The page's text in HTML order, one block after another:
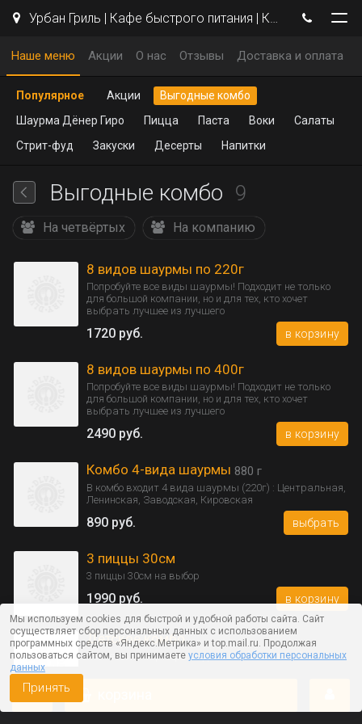
Урбан Гриль | Кафе быстрого питания | Кемерово
Наше меню Акции О нас Отзывы Доставка и оплата
Популярное Акции
Выгодные комбо
Шаурма Дёнер Гиро
Пицца Паста Воки
Салаты
Стрит-фуд
Закуски Десерты Напитки
Выгодные комбо 9
На четвёртых На компанию
8 видов шаурмы по 220г
Попробуйте все виды шаурмы! Подходит не только
для большой компании, но и для тех, кто хочет
выбрать лучшее из лучшего
1720 руб. в корзину
8 видов шаурмы по 400г
Попробуйте все виды шаурмы! Подходит не только
для большой компании, но и для тех, кто хочет
выбрать лучшее из лучшего
2490 руб. в корзину
Комбо 4-вида шаурмы 880 г
В комбо входит 4 вида шаурмы (220г) : Центральная,
Ленинская, Заводская, Кировская
890 руб. выбрать
3 пиццы 30см
3 пиццы 30см на выбор
1990 руб. в корзину
Детское комбо
Наггетсы + картофель фри + сок "Любимый"
Мы используем cookies для быстрой и удобной работы сайта. Сайт
осуществляет сбор персональных данных с использованием
программных средств «Яндекс.Метрика» и top.mail.ru. Продолжая
пользоваться сайтом, вы принимаете условия обработки персональных
данных
Принять